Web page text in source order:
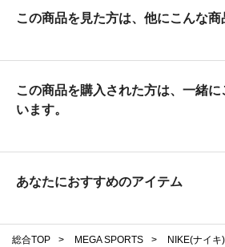
この商品を見た方は、他にこんな
この商品を購入された方は、一緒
います。
あなたにおすすめのアイテム
総合TOP > MEGA SPORTS >
NIKE(ナイキ)